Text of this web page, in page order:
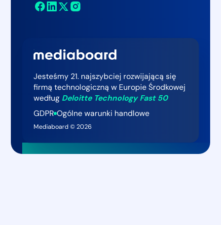
Kontakt
Jesteśmy 21. najszybciej rozwijającą się
firmą technologiczną w Europie Środkowej
według Deloitte Technology Fast 50
GDPR Ogólne warunki handlowe
Mediaboard ©2026